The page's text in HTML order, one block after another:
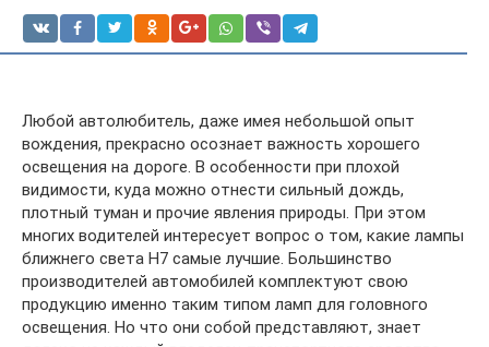
Любой автолюбитель, даже имея небольшой опыт
вождения, прекрасно осознает важность хорошего
освещения на дороге. В особенности при плохой
видимости, куда можно отнести сильный дождь,
плотный туман и прочие явления природы. При этом
многих водителей интересует вопрос о том, какие лампы
ближнего света H7 самые лучшие. Большинство
производителей автомобилей комплектуют свою
продукцию именно таким типом ламп для головного
освещения. Но что они собой представляют, знает